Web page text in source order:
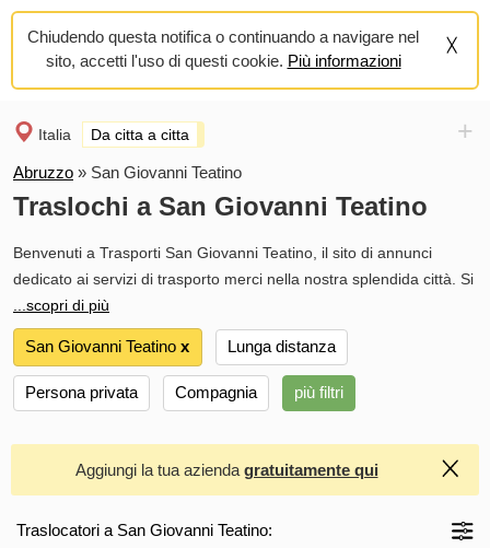
Chiudendo questa notifica o continuando a navigare nel
sito, accetti l'uso di questi cookie. Più informazioni
Italia Da citta a citta +
Abruzzo » San Giovanni Teatino
Traslochi a San Giovanni Teatino
Benvenuti a Trasporti San Giovanni Teatino, il sito di annunci
dedicato ai servizi di trasporto merci nella nostra splendida città. Si
...scopri di più
San Giovanni Teatino х Lunga distanza
Persona privata Compagnia più filtri
Aggiungi la tua azienda gratuitamente qui
Traslocatori a San Giovanni Teatino: